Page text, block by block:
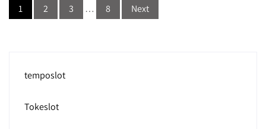
navigation
1 2 3 … 8 Next
temposlot
Tokeslot